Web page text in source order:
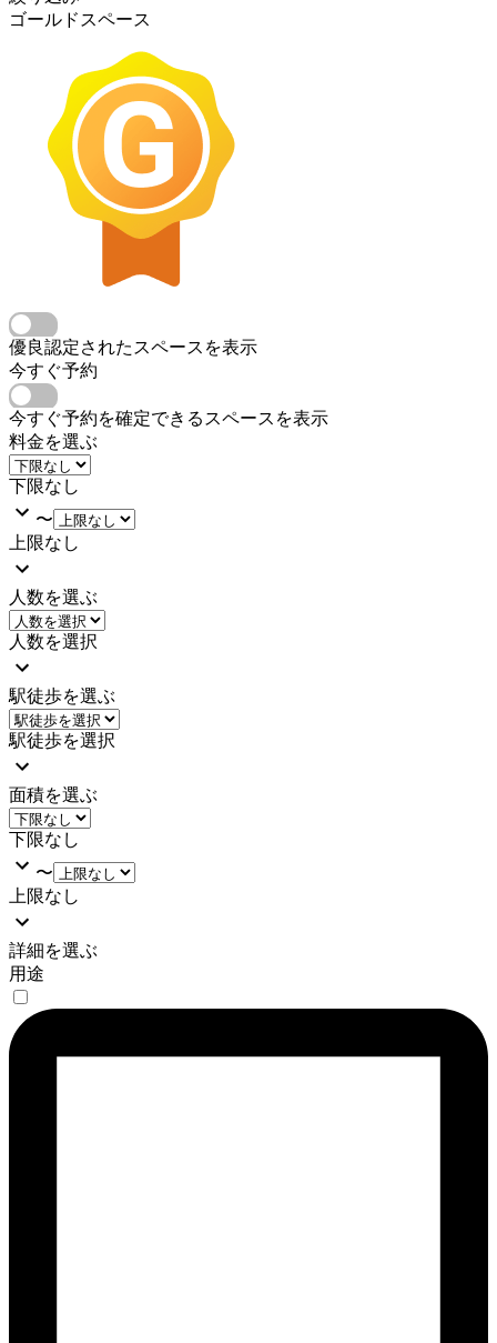
ゴールドスペース
優良認定されたスペースを表示
今すぐ予約
今すぐ予約を確定できるスペースを表示
料金を選ぶ
下限なし
〜
上限なし
人数を選ぶ
人数を選択
駅徒歩を選ぶ
駅徒歩を選択
面積を選ぶ
下限なし
〜
上限なし
詳細を選ぶ
用途